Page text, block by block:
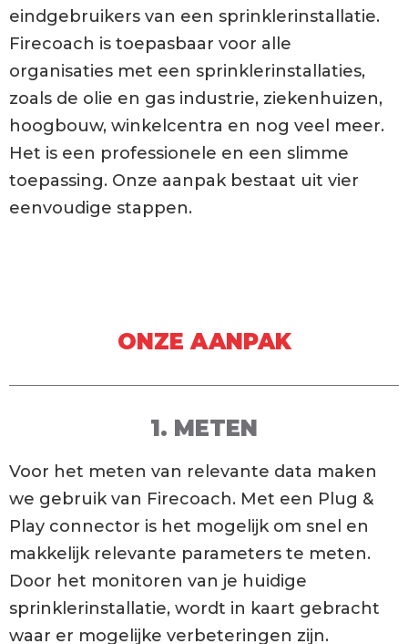
eindgebruikers van een sprinklerinstallatie.
Firecoach is toepasbaar voor alle
organisaties met een sprinklerinstallaties,
zoals de olie en gas industrie, ziekenhuizen,
hoogbouw, winkelcentra en nog veel meer.
Het is een professionele en een slimme
toepassing. Onze aanpak bestaat uit vier
eenvoudige stappen.
ONZE AANPAK
1. METEN
Voor het meten van relevante data maken
we gebruik van Firecoach. Met een Plug &
Play connector is het mogelijk om snel en
makkelijk relevante parameters te meten.
Door het monitoren van je huidige
sprinklerinstallatie, wordt in kaart gebracht
waar er mogelijke verbeteringen zijn.